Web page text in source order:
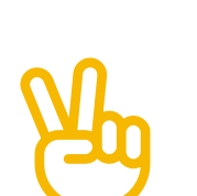
tiempo y dinero
compruébalo.